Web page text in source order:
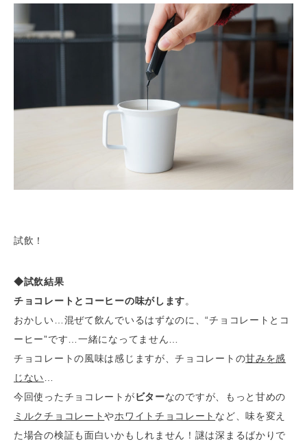
試飲！
◆試飲結果
チョコレートとコーヒーの味がします。
おかしい…混ぜて飲んでいるはずなのに、“チョコレートとコ
ーヒー”です…一緒になってません…
チョコレートの風味は感じますが、チョコレートの甘みを感
じない
今回使ったチョコレートがビターなのですが、もっと甘めの
ミルクチョコレートやホワイトチョコレート など、味を変え
た場合の検証も面白いかもしれません！謎は深まるばかりで